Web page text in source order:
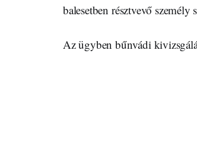
balesetben résztvevő
Az ügyben bűnvádi